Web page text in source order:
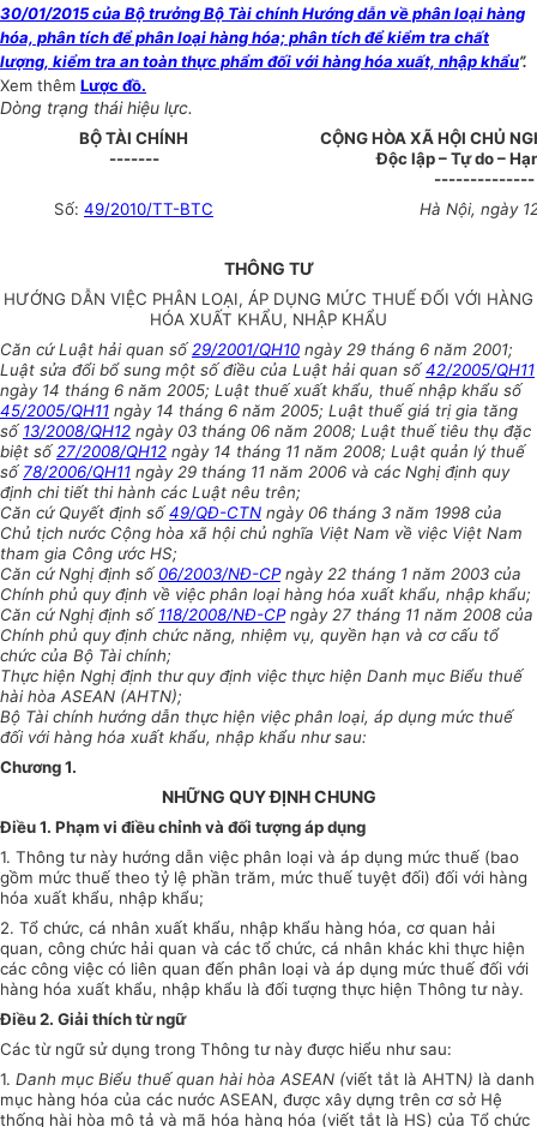
30/01/2015 của Bộ trưởng Bộ Tài chính Hướng dẫn về phân loại hàng
hóa, phân tích để phân loại hàng hóa; phân tích để kiểm tra chất
lượng, kiểm tra an toàn thực phẩm đối với hàng hóa xuất, nhập khẩu”.
Xem thêm Lược đồ.
Dòng trạng thái hiệu lực.
BỘ TÀI CHÍNH
-------
CỘNG HÒA XÃ HỘI CHỦ
Độc lập – Tự do –
--------------
Số: 49/2010/TT-BTC Hà Nội, ngày
THÔNG TƯ
HƯỚNG DẪN VIỆC PHÂN LOẠI, ÁP DỤNG MỨC THUẾ ĐỐI VỚI HÀNG
HÓA XUẤT KHẨU, NHẬP KHẨU
Căn cứ Luật hải quan số 29/2001/QH10 ngày 29 tháng 6 năm 2001;
Luật sửa đổi bổ sung một số điều của Luật hải quan số42/2005/QH11
ngày 14 tháng 6 năm 2005; Luật thuế xuất khẩu, thuế nhập khẩu số
45/2005/QH11 ngày 14 tháng 6 năm 2005; Luật thuế giá trị gia tăng
số 13/2008/QH12 ngày 03 tháng 06 năm 2008; Luật thuế tiêu thụ đặc
biệt số 27/2008/QH12 ngày 14 tháng 11 năm 2008; Luật quản lý thuế
số 78/2006/QH11 ngày 29 tháng 11 năm 2006 và các Nghị định quy
định chi tiết thi hành các Luật nêu trên;
Căn cứ Quyết định số49/QĐ-CTN ngày 06 tháng 3 năm 1998 của
Chủ tịch nước Cộng hòa xã hội chủ nghĩa Việt Nam về việc Việt Nam
tham gia Công ước HS;
Căn cứ Nghị định số 06/2003/NĐ-CPngày 22 tháng 1 năm 2003 của
Chính phủ quy định về việc phân loại hàng hóa xuất khẩu, nhập khẩu;
Căn cứ Nghị định số 118/2008/NĐ-CPngày 27 tháng 11 năm 2008 của
Chính phủ quy định chức năng, nhiệm vụ, quyền hạn và cơ cấu tổ
chức của Bộ Tài chính;
Thực hiện Nghị định thư quy định việc thực hiện Danh mục Biểu thuế
hài hòa ASEAN (AHTN);
Bộ Tài chính hướng dẫn thực hiện việc phân loại, áp dụng mức thuế
đối với hàng hóa xuất khẩu, nhập khẩu như sau:
Chương 1.
NHỮNG QUY ĐỊNH CHUNG
Điều 1. Phạm vi điều chỉnh và đối tượng áp dụng
1. Thông tư này hướng dẫn việc phân loại và áp dụng mức thuế (bao
gồm mức thuế theo tỷ lệ phần trăm, mức thuế tuyệt đối) đối với hàng
hóa xuất khẩu, nhập khẩu;
2. Tổ chức, cá nhân xuất khẩu, nhập khẩu hàng hóa, cơ quan hải
quan, công chức hải quan và các tổ chức, cá nhân khác khi thực hiện
các công việc có liên quan đến phân loại và áp dụng mức thuế đối với
hàng hóa xuất khẩu, nhập khẩu là đối tượng thực hiện Thông tư này.
Điều 2. Giải thích từ ngữ
Các từ ngữ sử dụng trong Thông tư này được hiểu như sau:
1. Danh mục Biểu thuế quan hài hòa ASEAN (viết tắt là AHTN) là danh
mục hàng hóa của các nước ASEAN, được xây dựng trên cơ sở Hệ
thống hài hòa mô tả và mã hóa hàng hóa (viết tắt là HS) của Tổ chức